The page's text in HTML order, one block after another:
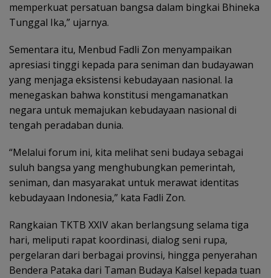
memperkuat persatuan bangsa dalam bingkai Bhineka
Tunggal Ika,” ujarnya.
Sementara itu, Menbud Fadli Zon menyampaikan
apresiasi tinggi kepada para seniman dan budayawan
yang menjaga eksistensi kebudayaan nasional. Ia
menegaskan bahwa konstitusi mengamanatkan
negara untuk memajukan kebudayaan nasional di
tengah peradaban dunia.
“Melalui forum ini, kita melihat seni budaya sebagai
suluh bangsa yang menghubungkan pemerintah,
seniman, dan masyarakat untuk merawat identitas
kebudayaan Indonesia,” kata Fadli Zon.
Rangkaian TKTB XXIV akan berlangsung selama tiga
hari, meliputi rapat koordinasi, dialog seni rupa,
pergelaran dari berbagai provinsi, hingga penyerahan
Bendera Pataka dari Taman Budaya Kalsel kepada tuan